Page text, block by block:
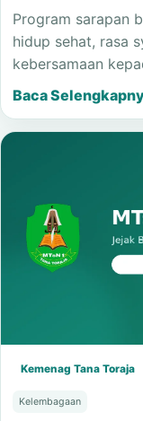
Program sarapan
hidup sehat, rasa
kebersamaan
Baca
Kemenag Tana Toraja
Kelembagaan